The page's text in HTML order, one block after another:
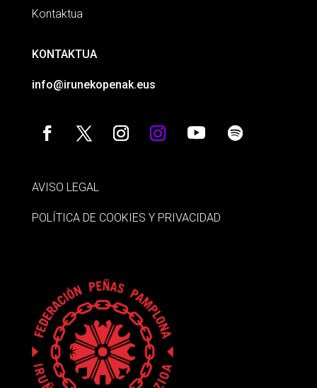
Kontaktua
KONTAKTUA
info@irunekopenak.eus
AVISO LEGAL
POLÍTICA DE COOKIES Y PRIVACIDAD